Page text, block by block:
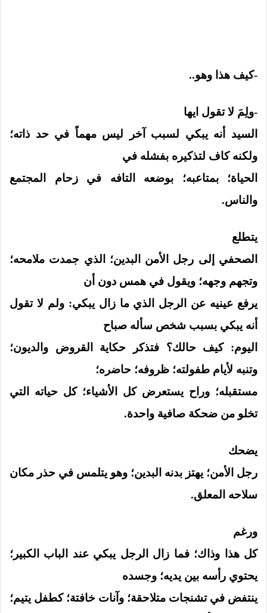
-كيف هذا وهو..
-ولِمَ لا تقول ايها
السيد أنه يبكي لسبب آخر ليس مهماً في حد ذاته؛
ولكنه كاف لتذكيره بفشله في
الحياة؛ بمتاعبه؛ بوضعه التافه في زحام المجتمع
والناس.
يتطلع
الصحفي إلى رجل الأمن البدين؛ الذي جمدت ملامحه؛
وتجهم وجهه؛ ويقول في همس دون أن
يرفع عينيه عن الرجل الذي ما زال يبكي: ولم لا تقول
أنه يبكي بسبب شخص سأله صباح
اليوم: كيف حالك؟ فتذكر حكاية القروض والديون؛
وتنبه لأيام طفولته؛ ظروفه؛ حاضره؛
مستقبله؛ وراح يستعرض كل الأشياء؛ كل حياته التي
تخلو من ضحكة صافية واحدة.
يضحك
رجل الأمن؛ يهتز بدنه البدين؛ وهو يتلمس في حذر مكان
سلاحه المعلق.
ورغم
كل هذا وذاك؛ فما زال الرجل يبكي عند الباب الكبير؛
يحتوي رأسه بين يديه؛ وجسده
ينتفض في تشنجات متلاحقة؛ وآنات خافتة؛ كطفل يتيم؛